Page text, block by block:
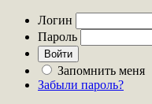
Логин
Пароль
Запомнить меня
Забыли пароль?